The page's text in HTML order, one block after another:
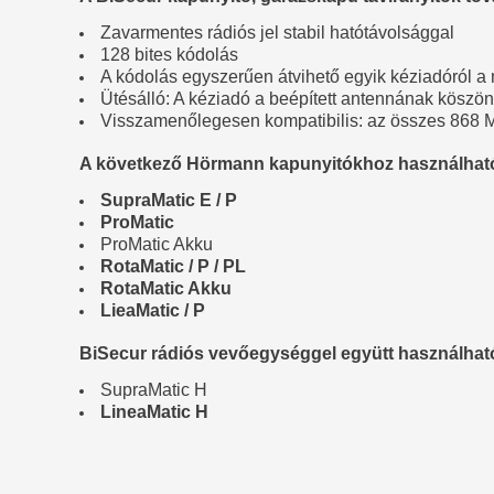
Zavarmentes rádiós jel stabil hatótávolsággal
128 bites kódolás
A kódolás egyszerűen átvihető egyik kéziadóról a
Ütésálló: A kéziadó a beépített antennának
Visszamenőlegesen kompatibilis: az összes 868
A következő Hörmann kapunyitókhoz
SupraMatic E / P
ProMatic
ProMatic Akku
RotaMatic / P / PL
RotaMatic Akku
LieaMatic / P
BiSecur rádiós vevőegységgel együtt
SupraMatic H
LineaMatic H